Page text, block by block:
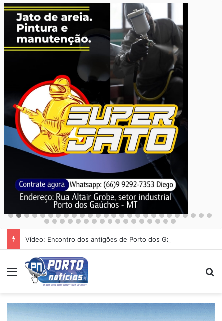
Vídeo: Encontro dos antigões de Porto dos Gaúchos
Menu